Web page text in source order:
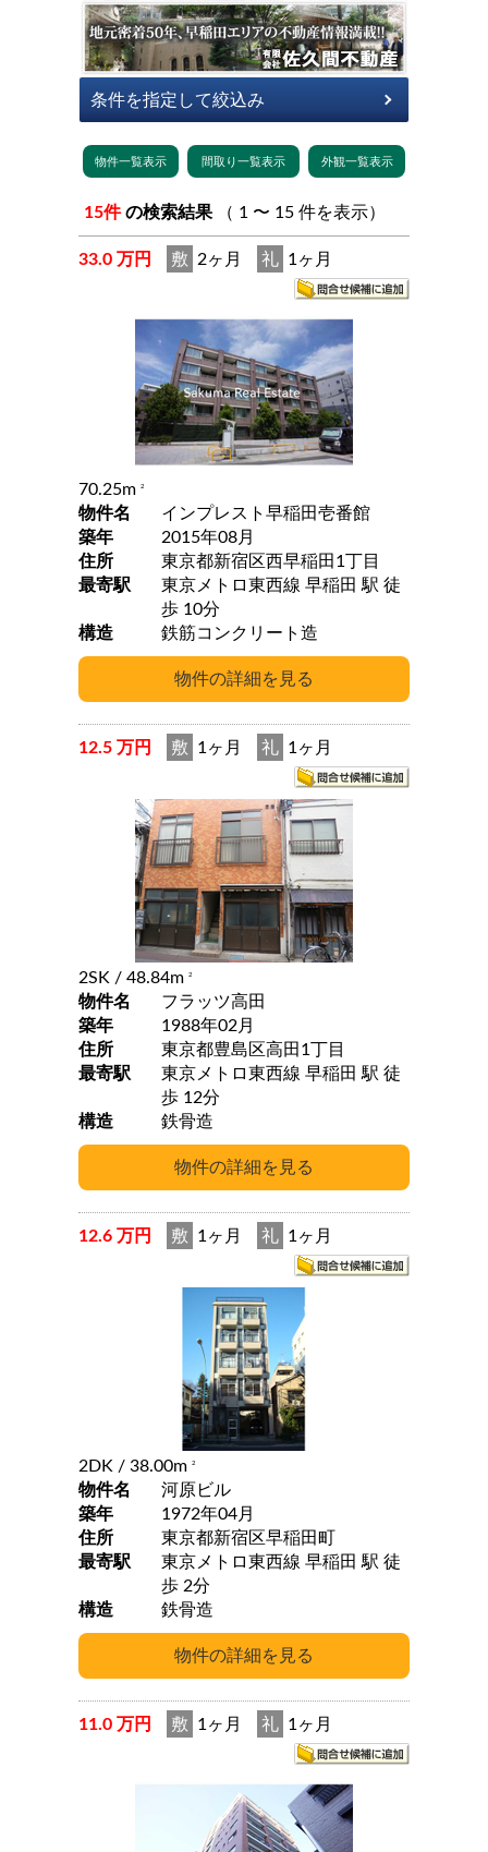
15件 の検索結果 （ 1 〜 15 件を表示）
33.0 万円 敷 2ヶ月 礼 1ヶ月
70.25m 2
物件名
インプレスト早稲田壱番館
築年
2015年08月
住所
東京都新宿区西早稲田1丁目
最寄駅
東京メトロ東西線 早稲田 駅 徒
歩 10分
構造
鉄筋コンクリート造
12.5 万円 敷 1ヶ月 礼 1ヶ月
2SK / 48.84m 2
物件名
フラッツ高田
築年
1988年02月
住所
東京都豊島区高田1丁目
最寄駅
東京メトロ東西線 早稲田 駅 徒
歩 12分
構造
鉄骨造
12.6 万円 敷 1ヶ月 礼 1ヶ月
2DK / 38.00m 2
物件名
河原ビル
築年
1972年04月
住所
東京都新宿区早稲田町
最寄駅
東京メトロ東西線 早稲田 駅 徒
歩 2分
構造
鉄骨造
11.0 万円 敷 1ヶ月 礼 1ヶ月